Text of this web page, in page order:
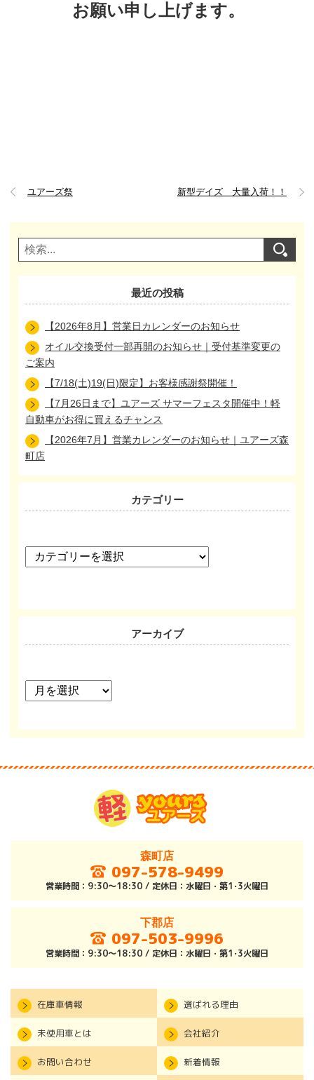
お願い申し上げます。
新型デイズ 大量入荷！！
ユアーズ祭
最近の投稿
【2026年8月】営業日カレンダーのお知らせ
オイル交換受付一部再開のお知らせ｜受付基準変更の
ご案内
【7/18(土)19(日)限定】お客様感謝祭開催！
【7月26日まで】ユアーズ サマーフェスタ開催中！軽
自動車がお得に買えるチャンス
【2026年7月】営業カレンダーのお知らせ｜ユアーズ森
町店
カテゴリー
テ
アーカイブ
ー
ブ
森町店
097-578-9499
営業時間：9:30～18:30 / 定休日：水曜日・第1･3火曜日
下郡店
097-503-9996
営業時間：9:30～18:30 / 定休日：水曜日・第1･3火曜日
在庫車情報 選ばれる理由
未使用車とは 会社紹介
お問い合わせ 新着情報